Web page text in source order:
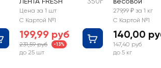
Цена за 1 шт
С Картой №1
199,99 руб
231,59 руб -13%
до 25 шт
279,99 ₽ за 1 кг
С Картой №1
140,00
147,40 руб
до 5 кг